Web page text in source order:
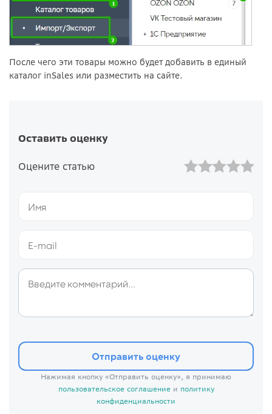
После чего эти товары можно будет добавить в единый
каталог inSales или разместить на сайте.
Оставить оценку
Оцените статью
Отправить оценку
Нажимая кнопку «Отправить оценку», я принимаю
пользовательское соглашениеи политику
конфиденциальности